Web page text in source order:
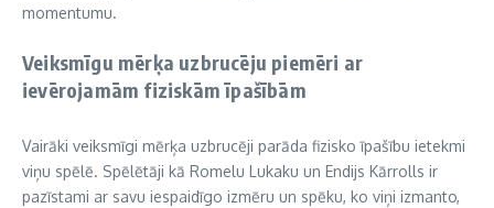
momentumu.
Veiksmīgu mērķa uzbrucēju piemēri ar
ievērojamām fiziskām īpašībām
Vairāki veiksmīgi mērķa uzbrucēji parāda fizisko īpašību ietekmi
viņu spēlē. Spēlētāji kā Romelu Lukaku un Endijs Kārrolls ir
pazīstami ar savu iespaidīgo izmēru un spēku, ko viņi izmanto,